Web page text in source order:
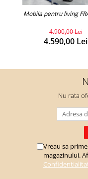
Mobila pentru living
4.900,00 Lei
4.590,00 Lei
Nu rata
Vreau sa
magazinului.